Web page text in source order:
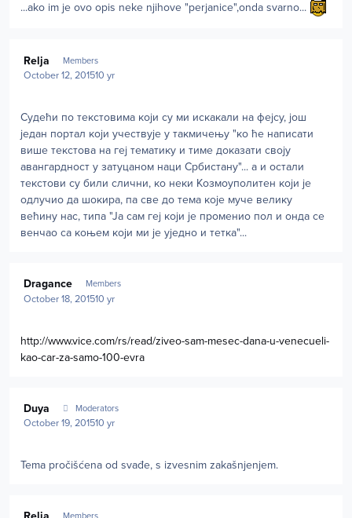
...ako im je ovo opis neke njihove "perjanice",onda svarno...
Relja Members
October 12, 201510 yr
Судећи по текстовима који су ми искакали на фејсу, још
један портал који учествује у такмичењу "ко ће написати
више текстова на геј тематику и тиме доказати своју
авангардност у затуцаном наци Србистану"... а и остали
текстови су били слични, ко неки Козмоуполитен који је
одлучио да шокира, па све до тема које муче велику
већину нас, типа "Ја сам геј који је променио пол и онда се
венчао са коњем који ми је уједно и тетка"...
Dragance Members
October 18, 201510 yr
http://www.vice.com/rs/read/ziveo-sam-mesec-dana-u-venecueli-
kao-car-za-samo-100-evra
Duya Moderators
October 19, 201510 yr
Tema pročišćena od svađe, s izvesnim zakašnjenjem.